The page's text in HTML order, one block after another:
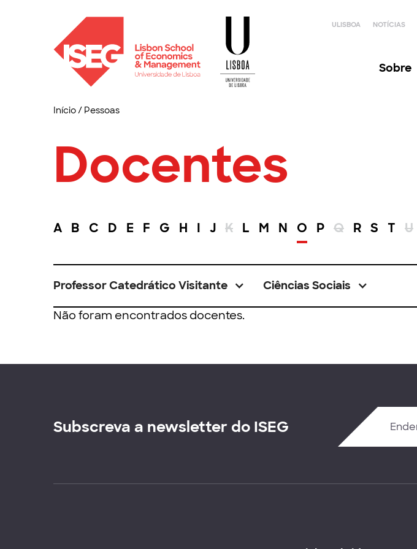
ULISBOA NOTÍCIAS
Sobre
Início/ Pessoas
Docentes
A B C D E F G H I J K L M N O P Q R S T U
Professor Catedrático Visitante Ciências Sociais
Não foram encontrados docentes.
Subscreva a newsletter do ISEG